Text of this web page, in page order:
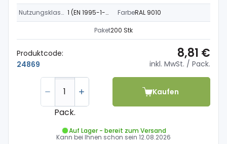
Nutzungsklasse 1 (EN 1995-1-1) FarbeRAL 9010
Paket200 Stk
Produktcode:
24869
8,81 €
inkl. MwSt. / Pack.
Pack.
Kaufen
Auf Lager - bereit zum Versand
Kann bei Ihnen schon sein 12.08.2026